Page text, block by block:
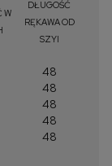
W
DŁUGOŚĆ
RĘKAWA OD
SZYI
48
48
48
48
48